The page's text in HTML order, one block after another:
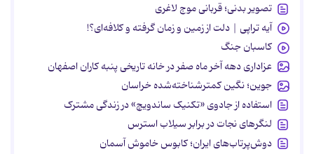
تصویر بدنی؛ قربانی موج لاغری
آیه تراپی | دلت از زمین و زمان گرفته و کلافه‌ای؟!
کاسبان جنگ
عزاداری دهه آخر ماه صفر در خانه تاریخی پنبه کاران اصفهان
جوین؛ نگین کمترشناخته‌شده خراسان
استفاده از جادوی «تکنیک ساندویچ» در زندگی مشترک
لنگرهای نجات در برابر سیلاب استرس
دوش‌پرتاب‌های ایران؛ کابوس خاموش آسمان